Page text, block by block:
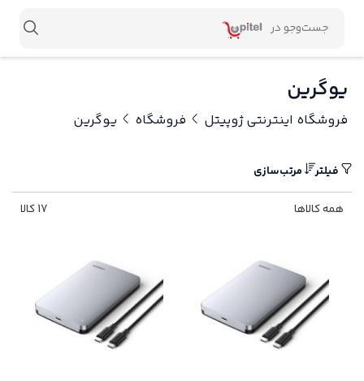
یوگرین
فروشگاه اینترنتی ژوپیتل فروشگاه یوگرین
فیلتر مرتب‌سازی
همه کالاها 17 کالا